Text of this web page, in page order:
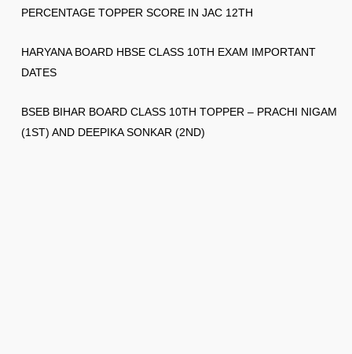
PERCENTAGE TOPPER SCORE IN JAC 12TH
HARYANA BOARD HBSE CLASS 10TH EXAM IMPORTANT
DATES
BSEB BIHAR BOARD CLASS 10TH TOPPER – PRACHI NIGAM
(1ST) AND DEEPIKA SONKAR (2ND)